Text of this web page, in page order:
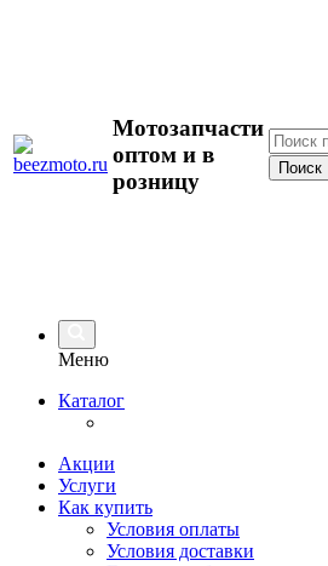
Мотозапчасти
оптом и в
розницу
Меню
Каталог
Акции
Услуги
Как купить
Условия оплаты
Условия доставки